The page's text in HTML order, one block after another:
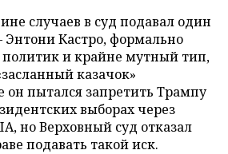
случаев в суд подавал один
Энтони Кастро, формально
и крайне мутный тип,
казачок»
он пытался запретить Трампу
выборах через
но Верховный суд отказал
подавать такой иск.